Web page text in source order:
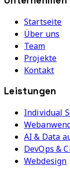
Startseite
Über uns
Team
Projekte
Kontakt
Leistungen
Individual
AI & Data
DevOps &
Webdesign